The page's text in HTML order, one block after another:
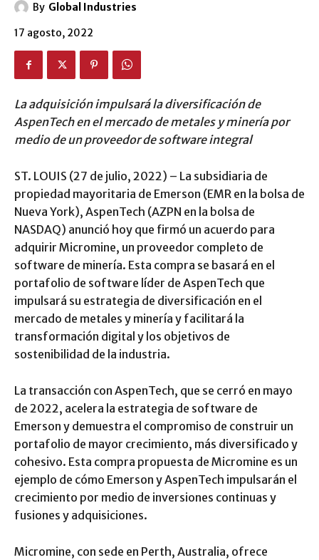
By Global Industries
17 agosto, 2022
La adquisición impulsará la diversificación de
AspenTech en el mercado de metales y minería por
medio de un proveedor de software integral
ST. LOUIS (27 de julio, 2022) – La subsidiaria de
propiedad mayoritaria de Emerson (EMR en la bolsa de
Nueva York), AspenTech (AZPN en la bolsa de
NASDAQ) anunció hoy que firmó un acuerdo para
adquirir Micromine, un proveedor completo de
software de minería. Esta compra se basará en el
portafolio de software líder de AspenTech que
impulsará su estrategia de diversificación en el
mercado de metales y minería y facilitará la
transformación digital y los objetivos de
sostenibilidad de la industria.
La transacción con AspenTech, que se cerró en mayo
de 2022, acelera la estrategia de software de
Emerson y demuestra el compromiso de construir un
portafolio de mayor crecimiento, más diversificado y
cohesivo. Esta compra propuesta de Micromine es un
ejemplo de cómo Emerson y AspenTech impulsarán el
crecimiento por medio de inversiones continuas y
fusiones y adquisiciones.
Micromine, con sede en Perth, Australia, ofrece